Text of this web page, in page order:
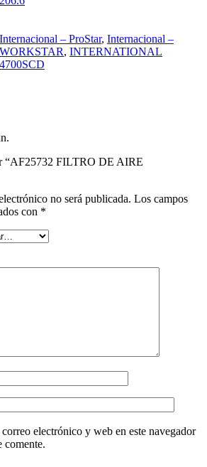
Internacional – ProStar, Internacional –
WORKSTAR, INTERNATIONAL
4700SCD
“AF25732 FILTRO DE AIRE
no será publicada. Los campos
con *
electrónico y web en este navegador
comente.